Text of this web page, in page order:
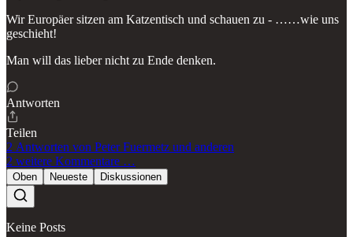
Wir Europäer sitzen am Katzentisch und schauen zu - ……wie uns
geschieht!
Man will das lieber nicht zu Ende denken.
Antworten
Teilen
2 Antworten von Peter Fuermetz und anderen
2 weitere Kommentare …
Oben Neueste Diskussionen
Keine Posts